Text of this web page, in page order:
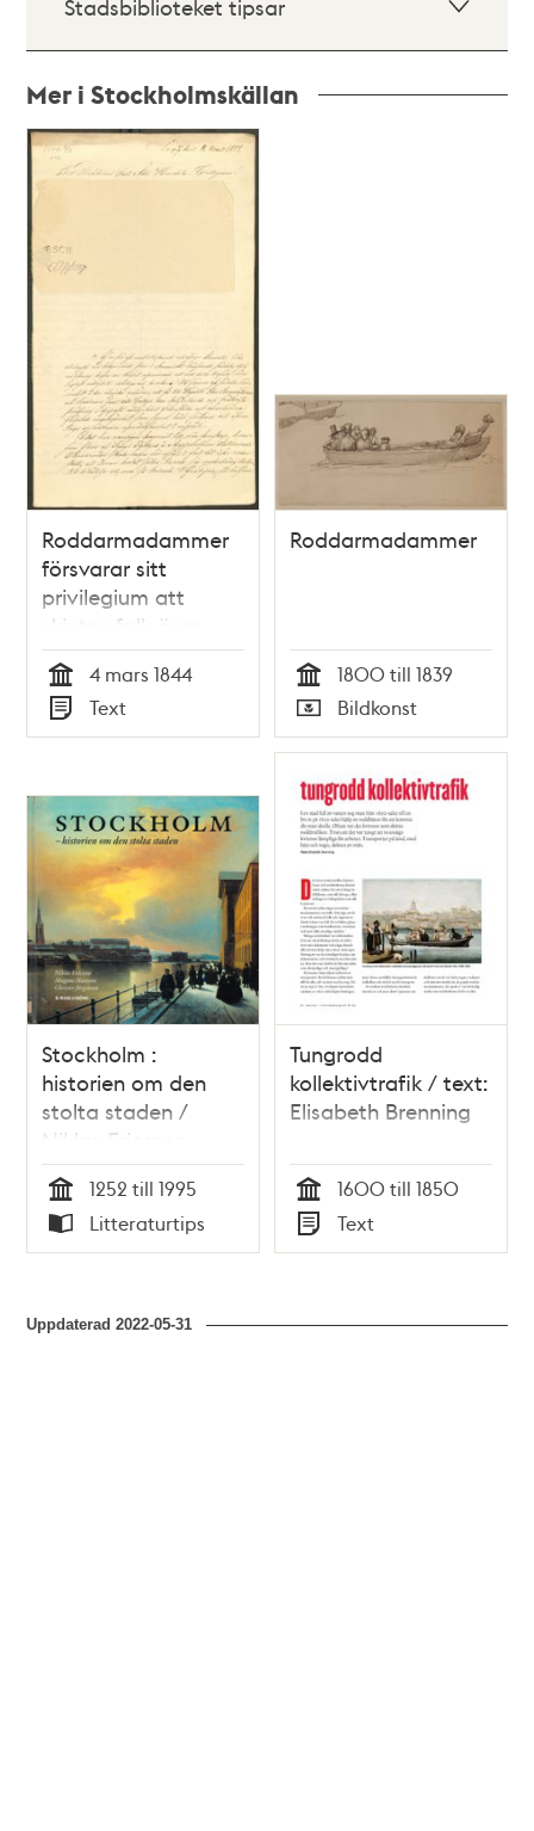
Stadsbiblioteket tipsar
Mer i Stockholmskällan
Relaterade
poster
och
Roddarmadammer
försvarar sitt
privilegium att
skjutsa folk över
stadens vatten
Tid
4 mars 1844
Typ
Text
Roddarmadammer
Tid
1800 till 1839
Typ
Bildkonst
Stockholm :
historien om den
stolta staden /
Niklas Ericsson,
Magnus Hansson,
Christer Jörgensen
Tid
1252 till 1995
Typ
Litteraturtips
Tungrodd
kollektivtrafik / text:
Elisabeth Brenning
Tid
1600 till 1850
Typ
Text
Uppdaterad2022-05-31